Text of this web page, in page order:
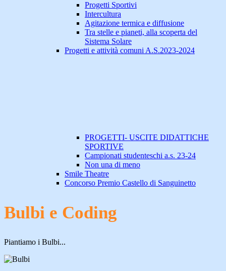
Progetti Sportivi
Intercultura
Agitazione termica e diffusione
Tra stelle e pianeti, alla scoperta del
Sistema Solare
Progetti e attività comuni A.S.2023-2024
PROGETTI- USCITE DIDATTICHE
SPORTIVE
Campionati studenteschi a.s. 23-24
Non una di meno
Smile Theatre
Concorso Premio Castello di Sanguinetto
Bulbi e Coding
Piantiamo i Bulbi...